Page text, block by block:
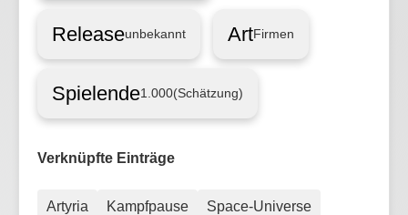
Releaseunbekannt ArtFirmen
Spielende1.000(Schätzung)
Verknüpfte Einträge
Artyria Kampfpause Space-Universe